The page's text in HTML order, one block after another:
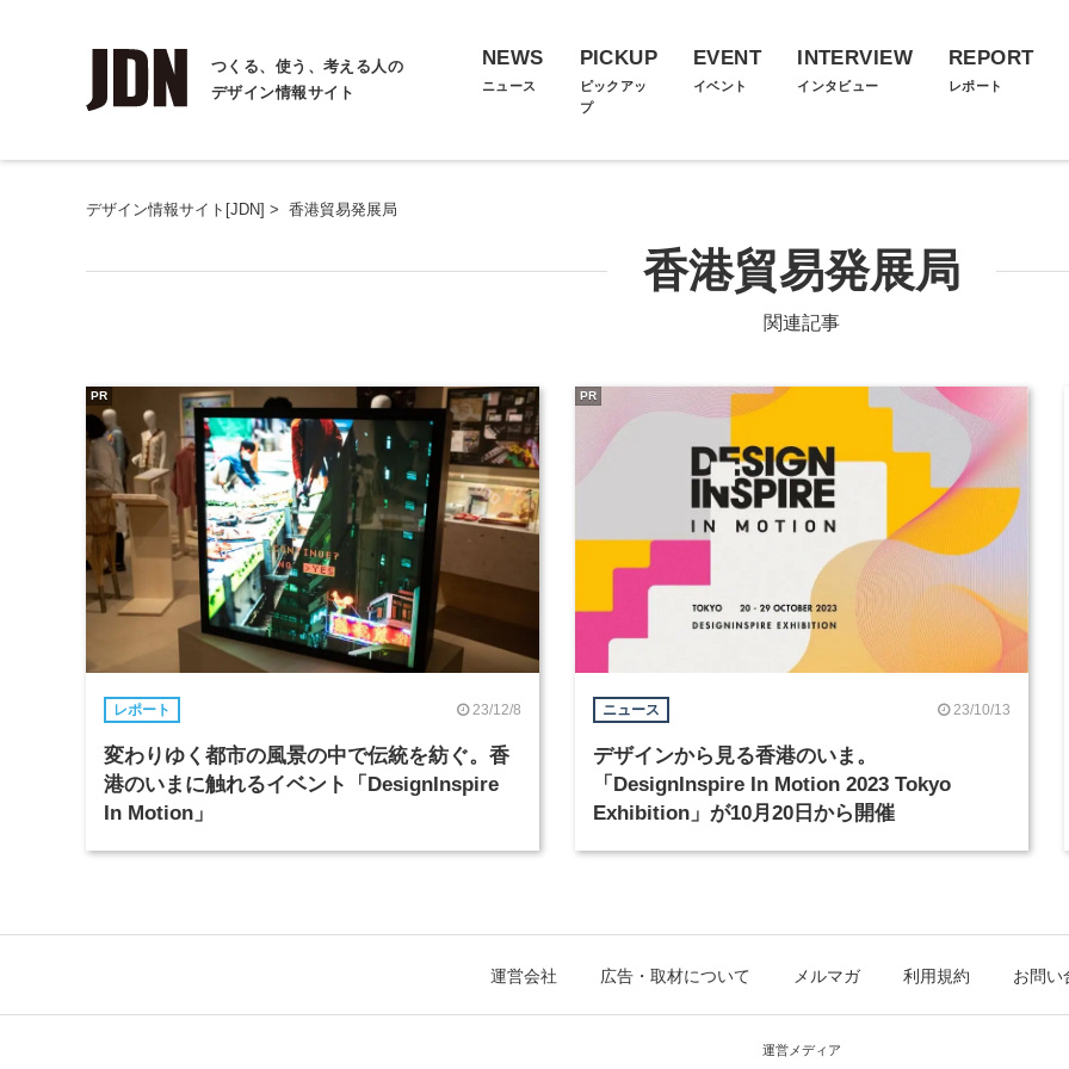
つくる、使う、考える人の
デザイン情報サイト
NEWS
ニュース
PICKUP
ピックアッ
プ
EVENT
イベント
INTERVIEW
インタビュー
REPORT
レポート
デザイン情報サイト[JDN] > 香港貿易発展局
香港貿易発展局
関連記事
レポート 23/12/8
変わりゆく都市の風景の中で伝統を紡ぐ。香
港のいまに触れるイベント「DesignInspire
In Motion」
PR
ニュース 23/10/13
デザインから見る香港のいま。
「DesignInspire In Motion 2023 Tokyo
Exhibition」が10月20日から開催
PR
運営会社 広告・取材について メルマガ 利用規約 お問い
運営メディア